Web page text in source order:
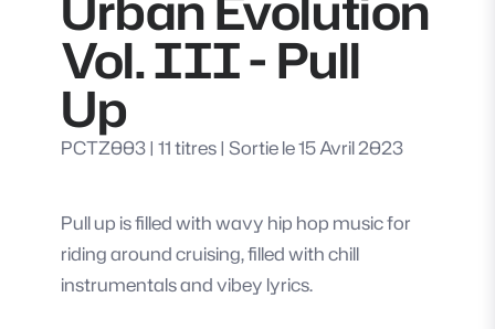
Vol. III - Pull
Up
PCTZ003| 11 titres| Sortie le 15 Avril 2023
Pull up is filled with wavy hip hop music for
riding around cruising, filled with chill
instrumentals and vibey lyrics.